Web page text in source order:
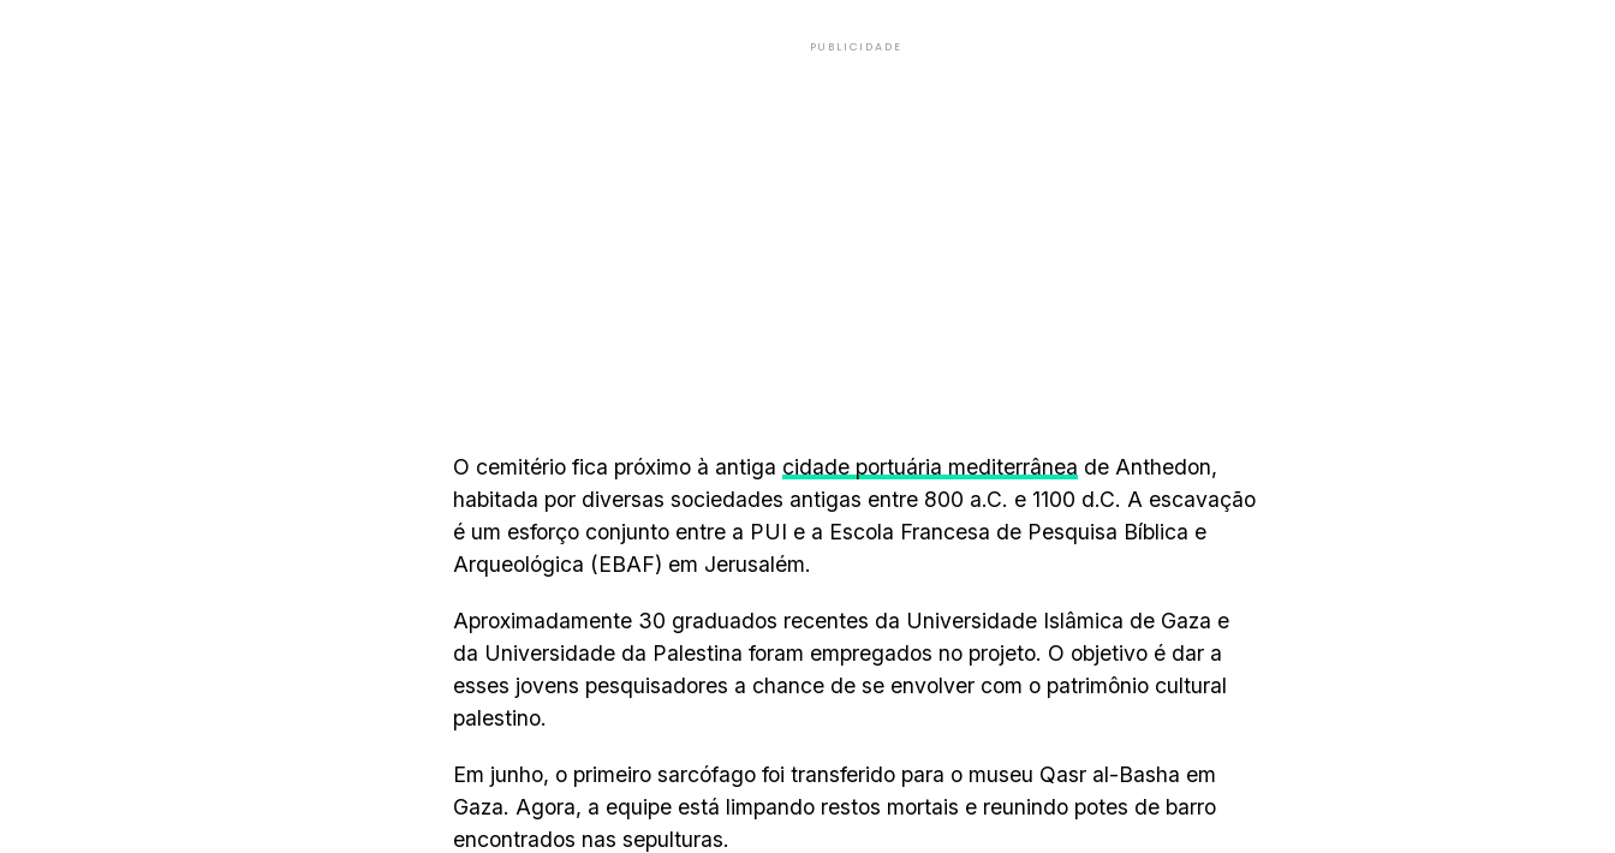
PUBLICIDADE
O cemitério fica próximo à antiga cidade portuária mediterrânea de Anthedon,
habitada por diversas sociedades antigas entre 800 a.C. e 1100 d.C. A escavação
é um esforço conjunto entre a PUI e a Escola Francesa de Pesquisa Bíblica e
Arqueológica (EBAF) em Jerusalém.
Aproximadamente 30 graduados recentes da Universidade Islâmica de Gaza e
da Universidade da Palestina foram empregados no projeto. O objetivo é dar a
esses jovens pesquisadores a chance de se envolver com o patrimônio cultural
palestino.
Em junho, o primeiro sarcófago foi transferido para o museu Qasr al-Basha em
Gaza. Agora, a equipe está limpando restos mortais e reunindo potes de barro
encontrados nas sepulturas.